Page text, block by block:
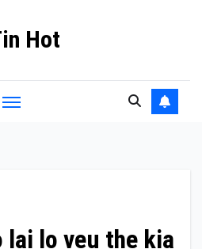
Hot
lai lo veu the kia